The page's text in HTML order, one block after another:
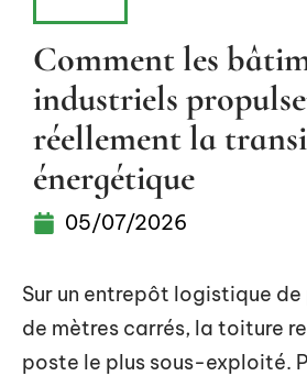
Comment les
industriels
réellement la
énergétique
05/07/2026
Sur un entrepôt logistique
de mètres carrés, la toiture
poste le plus sous-exploité.